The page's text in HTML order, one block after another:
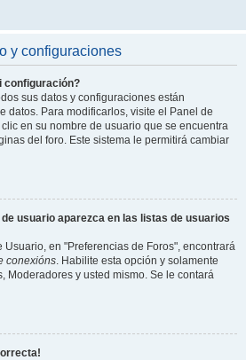
y configuraciones
configuración?
sus datos y configuraciones están
datos. Para modificarlos, visite el Panel de
en su nombre de usuario que se encuentra
del foro. Este sistema le permitirá cambiar
usuario aparezca en las listas de usuarios
Usuario, en "Preferencias de Foros", encontrará
conexións. Habilite esta opción y solamente
Moderadores y usted mismo. Se le contará